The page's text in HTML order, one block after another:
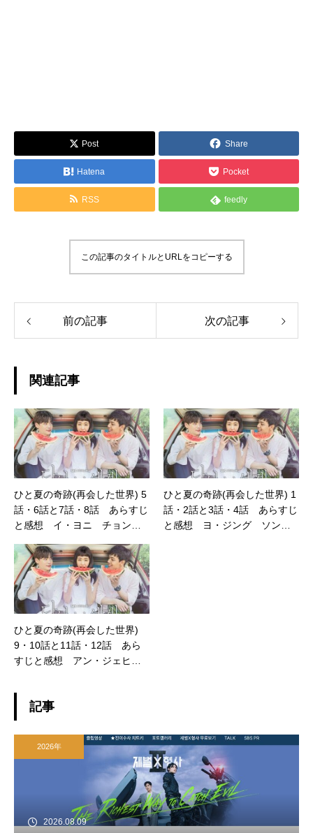
Post Share
Hatena Pocket
RSS feedly
この記事のタイトルとURLをコピーする
前の記事 次の記事
関連記事
ひと夏の奇跡(再会した世界) 5
話・6話と7話・8話 あらすじ
と感想 イ・ヨニ チョン・
ひと夏の奇跡(再会した世界) 1
話・2話と3話・4話 あらすじ
と感想 ヨ・ジング ソン・
ひと夏の奇跡(再会した世界)
9・10話と11話・12話 あら
すじと感想 アン・ジェヒョ
記事
2026年
2026.08.09